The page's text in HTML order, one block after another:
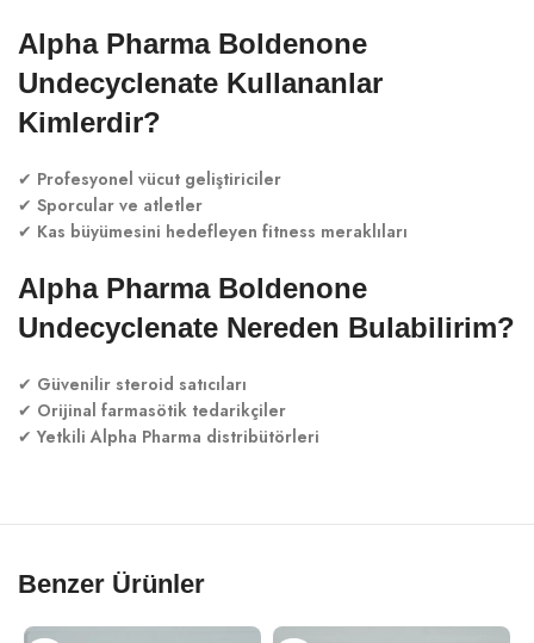
Alpha Pharma Boldenone
Undecyclenate Kullananlar
Kimlerdir?
✔ Profesyonel vücut geliştiriciler
✔ Sporcular ve atletler
✔ Kas büyümesini hedefleyen fitness meraklıları
Alpha Pharma Boldenone
Undecyclenate Nereden Bulabilirim?
✔ Güvenilir steroid satıcıları
✔ Orijinal farmasötik tedarikçiler
✔ Yetkili Alpha Pharma distribütörleri
Benzer Ürünler